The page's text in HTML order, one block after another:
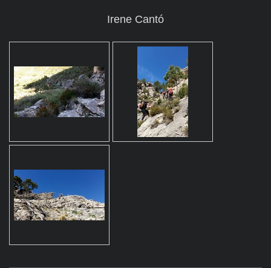
Irene Cantó